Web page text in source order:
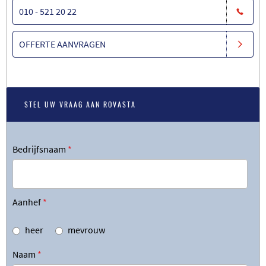
010 - 521 20 22
OFFERTE AANVRAGEN
STEL UW VRAAG AAN ROVASTA
Bedrijfsnaam *
Aanhef *
heer mevrouw
Naam *